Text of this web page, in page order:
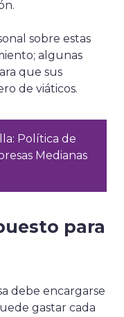
sobre estas
algunas
que sus
de viáticos.
Política de
Medianas
para
debe encargarse
gastar cada